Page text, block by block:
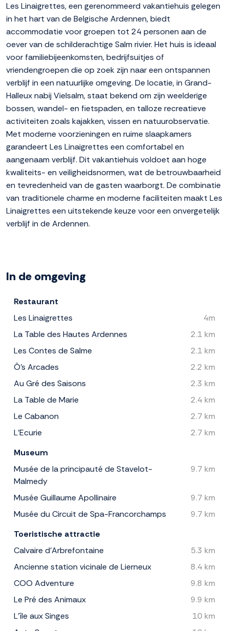
Les Linaigrettes, een gerenommeerd vakantiehuis gelegen
in het hart van de Belgische Ardennen, biedt
accommodatie voor groepen tot 24 personen aan de
oever van de schilderachtige Salm rivier. Het huis is ideaal
voor familiebijeenkomsten, bedrijfsuitjes of
vriendengroepen die op zoek zijn naar een ontspannen
verblijf in een natuurlijke omgeving. De locatie, in Grand-
Halleux nabij Vielsalm, staat bekend om zijn weelderige
bossen, wandel- en fietspaden, en talloze recreatieve
activiteiten zoals kajakken, vissen en natuurobservatie.
Met moderne voorzieningen en ruime slaapkamers
garandeert Les Linaigrettes een comfortabel en
aangenaam verblijf. Dit vakantiehuis voldoet aan hoge
kwaliteits- en veiligheidsnormen, wat de betrouwbaarheid
en tevredenheid van de gasten waarborgt. De combinatie
van traditionele charme en moderne faciliteiten maakt Les
Linaigrettes een uitstekende keuze voor een onvergetelijk
verblijf in de Ardennen.
In de omgeving
Restaurant
Les Linaigrettes
4m
La Table des Hautes Ardennes
2.1 km
Les Contes de Salme
2.1 km
Ô's Arcades
2.2 km
Au Gré des Saisons
2.3 km
La Table de Marie
2.4 km
Le Cabanon
2.7 km
L'Ecurie
2.7 km
Museum
Musée de la principauté de Stavelot-
Malmedy
9.7 km
Musée Guillaume Apollinaire
9.7 km
Musée du Circuit de Spa-Francorchamps
9.7 km
Toeristische attractie
Calvaire d'Arbrefontaine
5.3 km
Ancienne station vicinale de Lierneux
8.4 km
COO Adventure
9.8 km
Le Pré des Animaux
9.9 km
L'île aux Singes
10 km